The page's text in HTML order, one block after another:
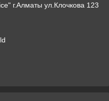
г.Алматы ул.Клочкова 123